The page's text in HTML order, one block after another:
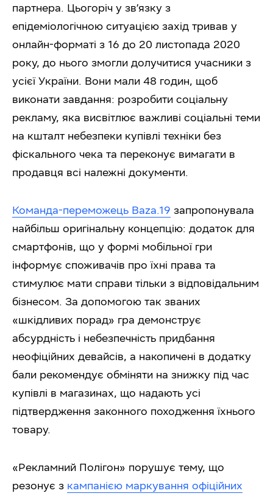
партнера. Цьогоріч у зв’язку з
епідеміологічною ситуацією захід тривав у
онлайн-форматі з 16 до 20 листопада 2020
року, до нього змогли долучитися учасники з
усієї України. Вони мали 48 годин, щоб
виконати завдання: розробити соціальну
рекламу, яка висвітлює важливі соціальні теми
на кшталт небезпеки купівлі техніки без
фіскального чека та переконує вимагати в
продавця всі належні документи.
Команда-переможець Baza.19 запропонувала
найбільш оригінальну концепцію: додаток для
смартфонів, що у формі мобільної гри
інформує споживачів про їхні права та
стимулює мати справи тільки з відповідальним
бізнесом. За допомогою так званих
«шкідливих порад» гра демонструє
абсурдність і небезпечність придбання
неофіційних девайсів, а накопичені в додатку
бали рекомендує обміняти на знижку під час
купівлі в магазинах, що надають усі
підтвердження законного походження їхнього
товару.
«Рекламний Полігон» порушує тему, що
резонує з кампанією маркування офіційних